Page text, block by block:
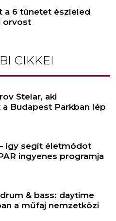
a 6 tünetet észleled
orvost
CIKKEI
Stelar, aki
Budapest Parkban lép
így segít életmódot
ingyenes programja
& bass: daytime
a műfaj nemzetközi